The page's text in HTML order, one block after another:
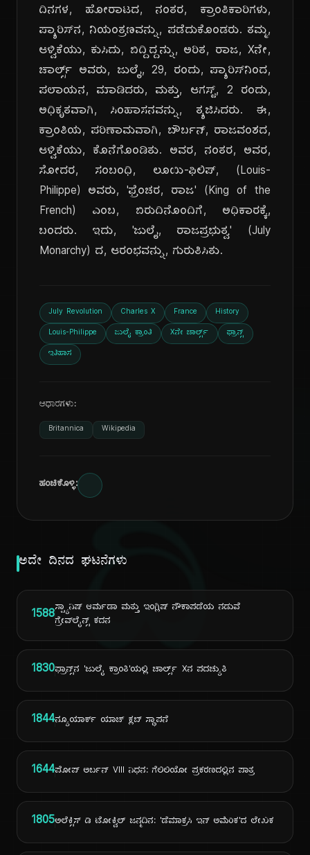
ದಿ
ದಿನಗಳ, ಹೋರಾಟದ, ನಂತರ, ಕ್ರಾಂತಿಕಾರಿಗಳು,
ಪ್ಯಾರಿಸ್‌ನ, ನಿಯಂತ್ರಣವನ್ನು, ಪಡೆದುಕೊಂಡರು. ತಮ್ಮ,
ಆಳ್ವಿಕೆಯು, ಕುಸಿದು, ಬಿದ್ದಿದ್ದನ್ನು, ಅರಿತ, ರಾಜ, Xನೇ,
ಚಾರ್ಲ್ಸ್ ಅವರು, ಜುಲೈ, 29, ರಂದು, ಪ್ಯಾರಿಸ್‌ನಿಂದ,
ಪಲಾಯನ, ಮಾಡಿದರು, ಮತ್ತು, ಆಗಸ್ಟ್, 2 ರಂದು,
ಅಧಿಕೃತವಾಗಿ, ಸಿಂಹಾಸನವನ್ನು, ತ್ಯಜಿಸಿದರು. ಈ,
ಕ್ರಾಂತಿಯ, ಪರಿಣಾಮವಾಗಿ, ಬೌರ್ಬನ್, ರಾಜವಂಶದ,
ಆಳ್ವಿಕೆಯು, ಕೊನೆಗೊಂಡಿತು. ಅವರ, ನಂತರ, ಅವರ,
ಸೋದರ, ಸಂಬಂಧಿ, ಲೂಯಿ-ಫಿಲಿಪ್, (Louis-
Philippe) ಅವರು, 'ಫ್ರೆಂಚರ, ರಾಜ' (King of the
French) ಎಂಬ, ಬಿರುದಿನೊಂದಿಗೆ, ಅಧಿಕಾರಕ್ಕೆ,
ಬಂದರು. ಇದು, 'ಜುಲೈ, ರಾಜಪ್ರಭುತ್ವ' (July
Monarchy) ದ, ಆರಂಭವನ್ನು, ಗುರುತಿಸಿತು.
July Revolution Charles X France History
Louis-Philippe ಜುಲೈ ಕ್ರಾಂತಿ Xನೇ ಚಾರ್ಲ್ಸ್ ಫ್ರಾನ್ಸ್
ಇತಿಹಾಸ
ಆಧಾರಗಳು:
Britannica Wikipedia
ಹಂಚಿಕೊಳ್ಳಿ:
ಅದೇ ದಿನದ ಘಟನೆಗಳು
1588ಸ್ಪ್ಯಾನಿಷ್ ಆರ್ಮಡಾ ಮತ್ತು ಇಂಗ್ಲಿಷ್ ನೌಕಾಪಡೆಯ ನಡುವೆ
ಗ್ರೇವ್‌ಲೈನ್ಸ್ ಕದನ
1830ಫ್ರಾನ್ಸ್‌ನ 'ಜುಲೈ ಕ್ರಾಂತಿ'ಯಲ್ಲಿ ಚಾರ್ಲ್ಸ್ Xನ ಪದಚ್ಯುತಿ
1844ನ್ಯೂಯಾರ್ಕ್ ಯಾಚ್ ಕ್ಲಬ್ ಸ್ಥಾಪನೆ
1644ಪೋಪ್ ಅರ್ಬನ್ VIII ನಿಧನ: ಗೆಲಿಲಿಯೋ ಪ್ರಕರಣದಲ್ಲಿನ ಪಾತ್ರ
1805ಅಲೆಕ್ಸಿಸ್ ಡಿ ಟೋಕ್ವಿಲ್ ಜನ್ಮದಿನ: 'ಡೆಮಾಕ್ರಸಿ ಇನ್ ಅಮೆರಿಕ'ದ ಲೇಖಕ